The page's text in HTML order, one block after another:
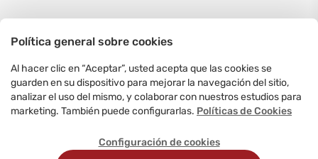
Política general sobre cookies
Al hacer clic en “Aceptar”, usted acepta que las cookies se
guarden en su dispositivo para mejorar la navegación del sitio,
analizar el uso del mismo, y colaborar con nuestros estudios para
marketing. También puede configurarlas. Políticas de Cookies
Configuración de cookies